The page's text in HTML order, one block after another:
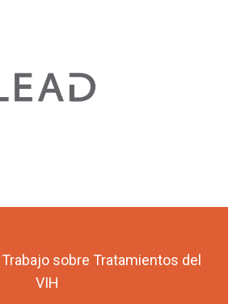
sobre Tratamientos del
VIH